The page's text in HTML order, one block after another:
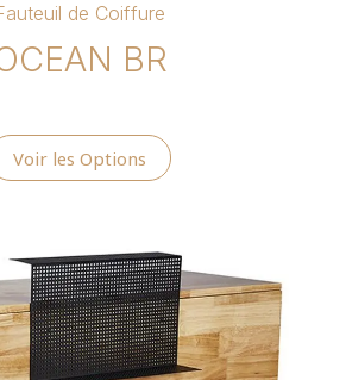
de Coiffure
BR
Voir les Options